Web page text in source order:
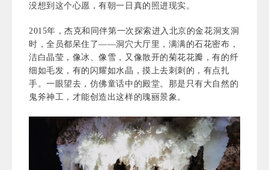
没想到这个心愿，有朝一日真的照进现实。
2015年，杰克和同伴第一次探索进入北京的金花洞支洞
时，全员都呆住了——洞穴大厅里，满满的石花密布，
洁白晶莹，像冰、像雪，又像散开的菊花花瓣，有的纤
细如毛发，有的闪耀如水晶，摸上去刺刺的，有点扎
手。一眼望去，仿佛童话中的殿堂。那是只有大自然的
鬼斧神工，才能创造出这样的瑰丽景象。